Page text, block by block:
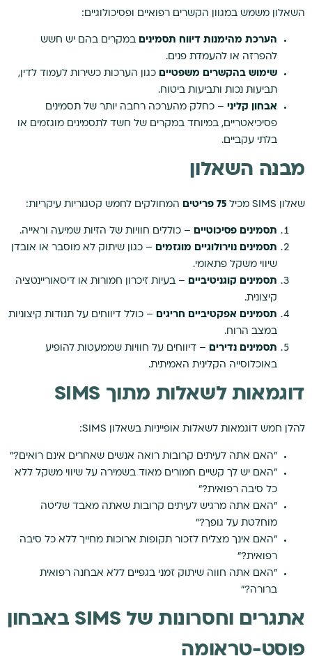
השאלון משמש במגוון הקשרים רפואיים ופסיכולוגיים:
הערכת מהימנות דיווח תסמינים במקרים בהם יש חשש
להפרזה או להעמדת פנים.
שימוש בהקשרים משפטיים כגון הערכות כשירות לעמוד לדין,
תביעות נכות ותביעות ביטוח.
אבחון קליני – כחלק מהערכה רחבה יותר של תסמינים
פסיכיאטריים, במיוחד במקרים של חשד לתסמינים מוגזמים או
בלתי עקביים.
מבנה השאלון
שאלון SIMS מכיל 75 פריטים המחולקים לחמש קטגוריות עיקריות:
תסמינים פסיכוטיים
– כוללים חוויות של הזיות שמיעה וראייה.
תסמינים נוירולוגיים מוגזמים
– כגון שיתוק לא מוסבר או אובדן
שיווי משקל פתאומי.
תסמינים קוגניטיביים
– בעיות זיכרון חמורות או דיסאוריינטציה
קיצונית.
תסמינים אפקטיביים חריגים
– כולל דיווחים על תנודות קיצוניות
במצב הרוח.
תסמינים נדירים
– דיווחים על חוויות שממעטות להופיע
באוכלוסייה הקלינית האמיתית.
דוגמאות לשאלות מתוך SIMS
להלן חמש דוגמאות לשאלות אופייניות בשאלון SIMS:
"האם אתה לעיתים קרובות רואה אנשים שאחרים אינם רואים?"
"האם יש לך קשיים חמורים מאוד בשמירה על שיווי משקל ללא
כל סיבה רפואית?"
"האם אתה מרגיש לעיתים קרובות שאתה מאבד שליטה
מוחלטת על גופך?"
"האם אינך מצליח לזכור תקופות ארוכות מחייך ללא כל סיבה
רפואית?"
"האם אתה חווה שיתוק זמני בגפיים ללא אבחנה רפואית
ברורה?"
אתגרים וחסרונות של SIMS באבחון
פוסט-טראומה